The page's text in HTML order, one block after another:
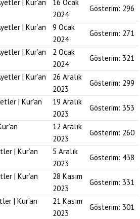
| Kur’an
16 Ocak
2024
Gösterim: 296
| Kur’an
9 Ocak
2024
Gösterim: 271
| Kur’an
2 Ocak
2024
Gösterim: 321
| Kur’an
26 Aralık
2023
Gösterim: 299
| Kur’an
19 Aralık
2023
Gösterim: 353
12 Aralık
2023
Gösterim: 260
| Kur’an
5 Aralık
2023
Gösterim: 438
| Kur’an
28 Kasım
2023
Gösterim: 331
| Kur’an
21 Kasım
2023
Gösterim: 301